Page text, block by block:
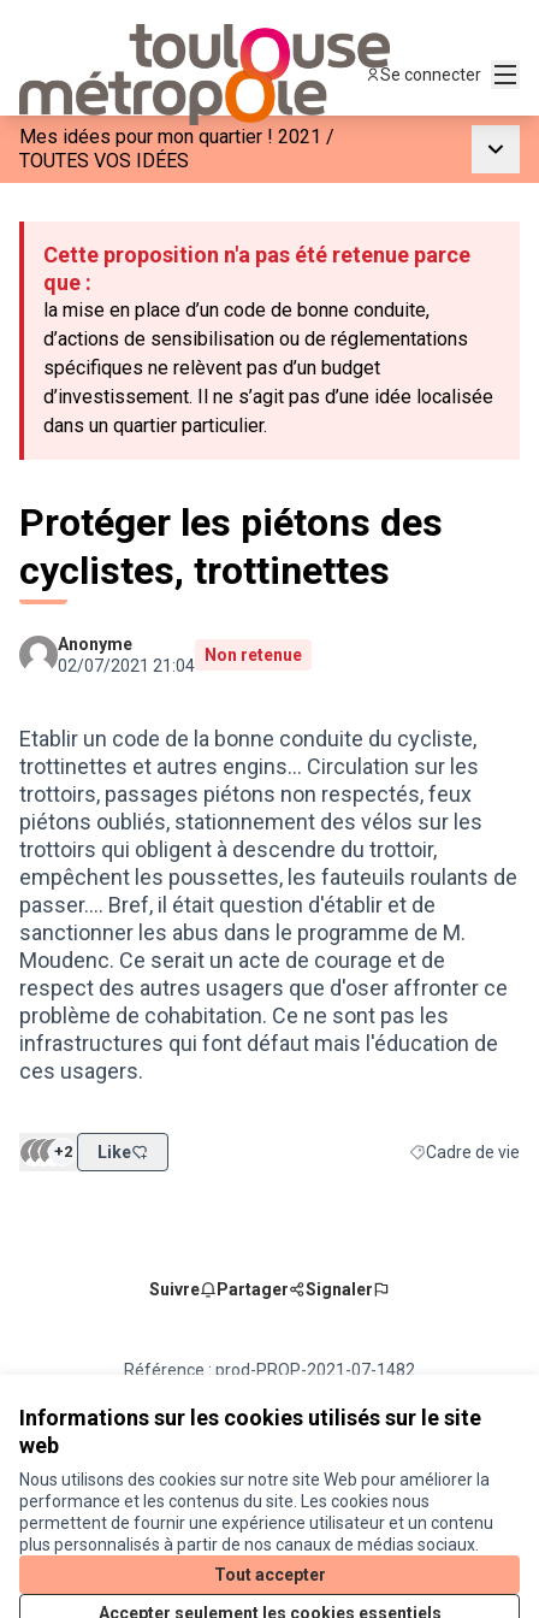
Informations sur les cookies utilisés sur le site
web
Nous utilisons des cookies sur notre site Web pour améliorer la
performance et les contenus du site. Les cookies nous
permettent de fournir une expérience utilisateur et un contenu
plus personnalisés à partir de nos canaux de médias sociaux.
Tout accepter
Accepter seulement les cookies essentiels
Se connecter
Mes idées pour mon quartier ! 2021 /
TOUTES VOS IDÉES
Cette proposition n'a pas été retenue parce
que :
la mise en place d’un code de bonne conduite,
d’actions de sensibilisation ou de réglementations
spécifiques ne relèvent pas d’un budget
d’investissement. Il ne s’agit pas d’une idée localisée
dans un quartier particulier.
Protéger les piétons des
cyclistes, trottinettes
Anonyme
02/07/2021 21:04
Non retenue
Etablir un code de la bonne conduite du cycliste,
trottinettes et autres engins... Circulation sur les
trottoirs, passages piétons non respectés, feux
piétons oubliés, stationnement des vélos sur les
trottoirs qui obligent à descendre du trottoir,
empêchent les poussettes, les fauteuils roulants de
passer.... Bref, il était question d'établir et de
sanctionner les abus dans le programme de M.
Moudenc. Ce serait un acte de courage et de
respect des autres usagers que d'oser affronter ce
problème de cohabitation. Ce ne sont pas les
infrastructures qui font défaut mais l'éducation de
ces usagers.
+2 Like Filtrer les
Cadre de vie
Suivre Partager Signaler
Référence : prod-PROP-2021-07-1482
Vérifiez l'empreinte numérique
Conditions d'utilisation
Paramètres des cookies
Je participe ! sur X
(Lien externe)
Je participe ! sur Facebook
Je participe ! sur Instagram